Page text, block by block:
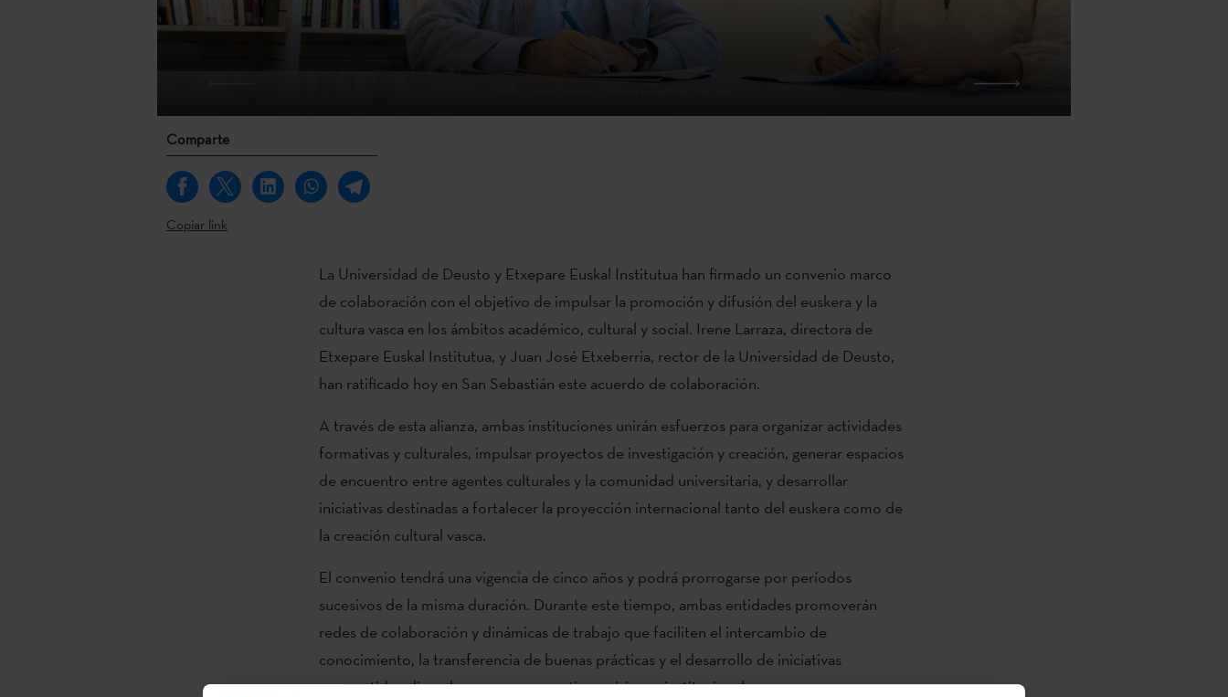
Comparte
Copiar link
La Universidad de Deusto y Etxepare Euskal Institutua han firmado un convenio marco
de colaboración con el objetivo de impulsar la promoción y difusión del euskera y la
cultura vasca en los ámbitos académico, cultural y social. Irene Larraza, directora de
Etxepare Euskal Institutua, y Juan José Etxeberria, rector de la Universidad de Deusto,
han ratificado hoy en San Sebastián este acuerdo de colaboración.
A través de esta alianza, ambas instituciones unirán esfuerzos para organizar actividades
formativas y culturales, impulsar proyectos de investigación y creación, generar espacios
de encuentro entre agentes culturales y la comunidad universitaria, y desarrollar
iniciativas destinadas a fortalecer la proyección internacional tanto del euskera como de
la creación cultural vasca.
El convenio tendrá una vigencia de cinco años y podrá prorrogarse por períodos
sucesivos de la misma duración. Durante este tiempo, ambas entidades promoverán
redes de colaboración y dinámicas de trabajo que faciliten el intercambio de
conocimiento, la transferencia de buenas prácticas y el desarrollo de iniciativas
compartidas alineadas con sus respectivas misiones institucionales.